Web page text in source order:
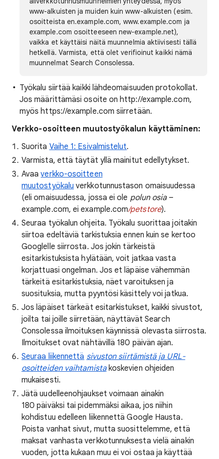
www-alkuisten ja muiden kuin www-alkuisten (esim.
osoitteista en.example.com, www.example.com ja
example.com osoitteeseen new-example.net),
vaikka et käyttäisi näitä muunnelmia aktiivisesti tällä
hetkellä. Varmista, että olet verifioinut kaikki nämä
muunnelmat Search Consolessa.
Työkalu siirtää kaikki lähdeomaisuuden protokollat.
Jos määrittämäsi osoite on http://example.com,
myös https://example.com siirretään.
Verkko-osoitteen muutostyökalun käyttäminen:
Suorita Vaihe 1: Esivalmistelut.
Varmista, että täytät yllä mainitut edellytykset.
Avaaverkko-osoitteen
muutostyökalu verkkotunnustason omaisuudessa
(eli omaisuudessa, jossa ei ole polun osia–
example.com, ei example.com/petstore).
Seuraa työkalun ohjeita. Työkalu suorittaa joitakin
siirtoa edeltäviä tarkistuksia ennen kuin se kertoo
Googlelle siirrosta. Jos jokin tärkeistä
esitarkistuksista hylätään, voit jatkaa vasta
korjattuasi ongelman. Jos et läpäise vähemmän
tärkeitä esitarkistuksia, näet varoituksen ja
suosituksia, mutta pyyntösi käsittely voi jatkua.
Jos läpäiset tärkeät esitarkistukset, kaikki sivustot,
joilta tai joille siirretään, näyttävät Search
Consolessa ilmoituksen käynnissä olevasta siirrosta.
Ilmoitukset ovat nähtävillä 180 päivän ajan.
Seuraa liikennettä sivuston siirtämistä ja URL-
osoitteiden vaihtamistakoskevien ohjeiden
mukaisesti.
Jätä uudelleenohjaukset voimaan ainakin
180 päiväksi tai pidemmäksi aikaa, jos niihin
kohdistuu edelleen liikennettä Google Hausta.
Poista vanhat sivut, mutta suosittelemme, että
maksat vanhasta verkkotunnuksesta vielä ainakin
vuoden, jotta kukaan muu ei voi ostaa ja käyttää